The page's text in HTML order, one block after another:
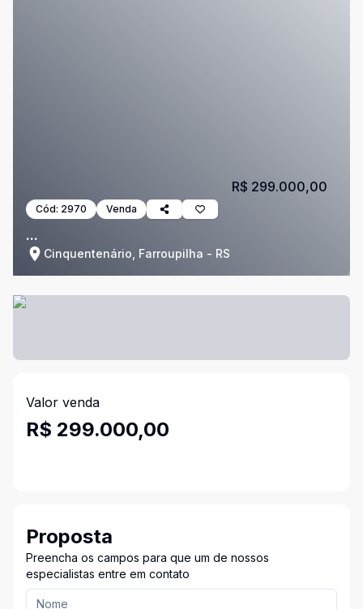
Cód: 2970 Venda
...
Cinquentenário, Farroupilha - RS
R$ 299.000,00
Valor venda
R$ 299.000,00
Proposta
Preencha os campos para que um de nossos
especialistas entre em contato